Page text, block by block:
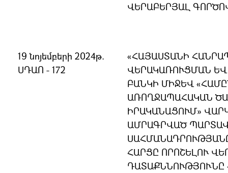
ՎԵՐԱԲԵՐՅԱԼ
19 նոյեմբերի 2024թ.
ՍԴԱՈ - 172
«ՀԱՅԱՍՏԱՆԻ
ՎԵՐԱԿԱՌՈՒՑՄԱՆ
ԲԱՆԿԻ ՄԻՋԵՎ
ԱՌՈՂՋԱՊԱՀԱԿԱՆ
ԻՐԱԿԱՆԱՑՈՒՄ»
ԱՄՐԱԳՐՎԱԾ
ՀԱՐՑԸ ՈՐՈՇԵԼՈՒ
ԴԱՏԱՔՆՆՈՒԹՅՈՒՆԸ